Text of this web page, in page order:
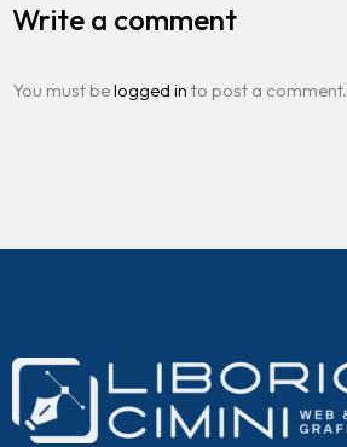
Write a comment
You must belogged in to post a comment.